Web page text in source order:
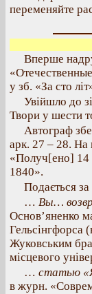
переменяйте
Вперше
у зб. «За сто
Увійшло до
Твори у шести
Автограф
арк. 27 – 28. На
«Получ[ено] 14
1840».
Подається
… Вы…
Основ’яненко
Гельсінгфорса
Жуковським
місцевого
… статью
в журн.